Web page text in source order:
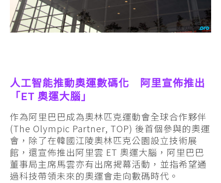
人工智能推動奧運數碼化 阿里宣佈推出
「ET 奧運大腦」
作為阿里巴巴成為奧林匹克運動會全球合作夥伴
(The Olympic Partner, TOP) 後首個參與的奧運
會，除了在韓國江陵奧林匹克公園設立技術展
館，還宣佈推出阿里雲 ET 奧運大腦，阿里巴巴
董事局主席馬雲亦有出席揭幕活動，並指希望通
過科技帶領未來的奧運會走向數碼時代。